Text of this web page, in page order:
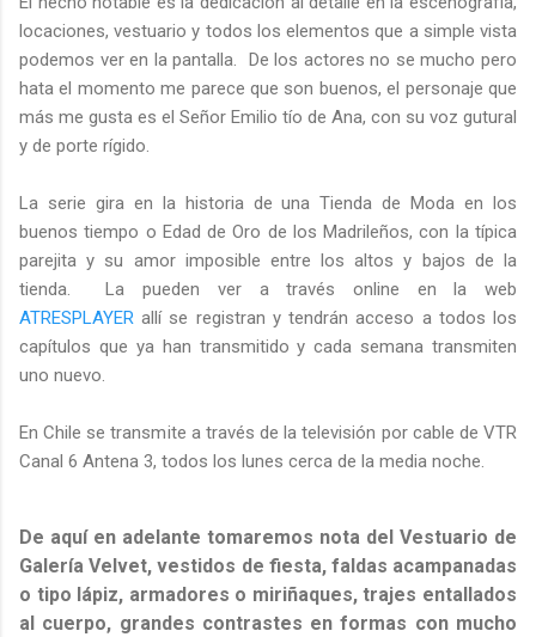
locaciones, vestuario y todos los elementos que a simple vista
podemos ver en la pantalla. De los actores no se mucho pero
hata el momento me parece que son buenos, el personaje que
más me gusta es el Señor Emilio tío de Ana, con su voz gutural
y de porte rígido.
La serie gira en la historia de una Tienda de Moda en los
buenos tiempo o Edad de Oro de los Madrileños, con la típica
parejita y su amor imposible entre los altos y bajos de la
tienda. La pueden ver a través online en la web
ATRESPLAYER allí se registran y tendrán acceso a todos los
capítulos que ya han transmitido y cada semana transmiten
uno nuevo.
En Chile se transmite a través de la televisión por cable de VTR
Canal 6 Antena 3, todos los lunes cerca de la media noche.
De aquí en adelante tomaremos nota del Vestuario de
Galería Velvet, vestidos de fiesta, faldas acampanadas
o tipo lápiz, armadores o miriñaques, trajes entallados
al cuerpo, grandes contrastes en formas con mucho